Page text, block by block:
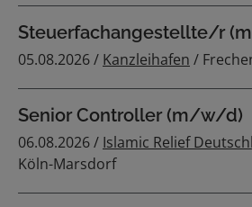
Steuerfachangestellte/r
05.08.2026 / Kanzleihafen /
Senior Controller (m/w/d)
06.08.2026 / Islamic Relief
Köln-Marsdorf